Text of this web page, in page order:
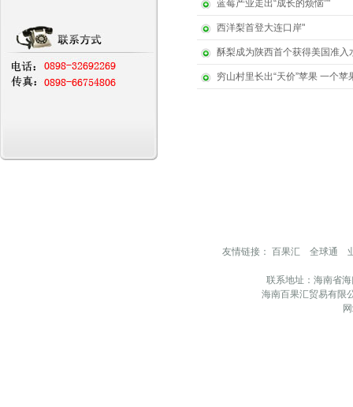
蓝莓产业走出“成长的烦恼”"
西洋梨首登大连口岸"
酥梨成为陕西首个获得美国准入
穷山村里长出“天价”苹果 一个苹
友情链接： 百果汇 全球通
联系地址：海南省
海南百果汇贸易有限